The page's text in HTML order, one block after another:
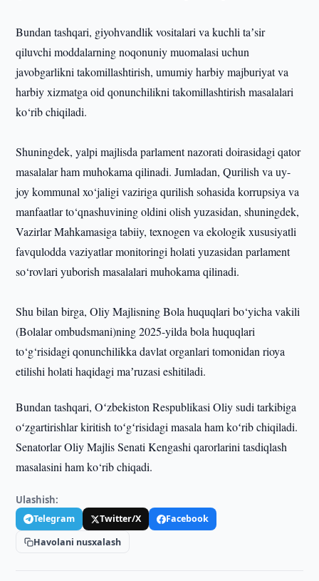
Bundan tashqari, giyohvandlik vositalari va kuchli taʼsir
qiluvchi moddalarning noqonuniy muomalasi uchun
javobgarlikni takomillashtirish, umumiy harbiy majburiyat va
harbiy xizmatga oid qonunchilikni takomillashtirish masalalari
ko‘rib chiqiladi.
Shuningdek, yalpi majlisda parlament nazorati doirasidagi qator
masalalar ham muhokama qilinadi. Jumladan, Qurilish va uy-
joy kommunal xo‘jaligi vaziriga qurilish sohasida korrupsiya va
manfaatlar to‘qnashuvining oldini olish yuzasidan, shuningdek,
Vazirlar Mahkamasiga tabiiy, texnogen va ekologik xususiyatli
favqulodda vaziyatlar monitoringi holati yuzasidan parlament
so‘rovlari yuborish masalalari muhokama qilinadi.
Shu bilan birga, Oliy Majlisning Bola huquqlari bo‘yicha vakili
(Bolalar ombudsmani)ning 2025-yilda bola huquqlari
to‘g‘risidagi qonunchilikka davlat organlari tomonidan rioya
etilishi holati haqidagi maʼruzasi eshitiladi.
Bundan tashqari, Oʻzbekiston Respublikasi Oliy sudi tarkibiga
oʻzgartirishlar kiritish toʻgʻrisidagi masala ham koʻrib chiqiladi.
Senatorlar Oliy Majlis Senati Kengashi qarorlarini tasdiqlash
masalasini ham ko‘rib chiqadi.
Ulashish:
Telegram Twitter/X
Facebook
Havolani nusxalash